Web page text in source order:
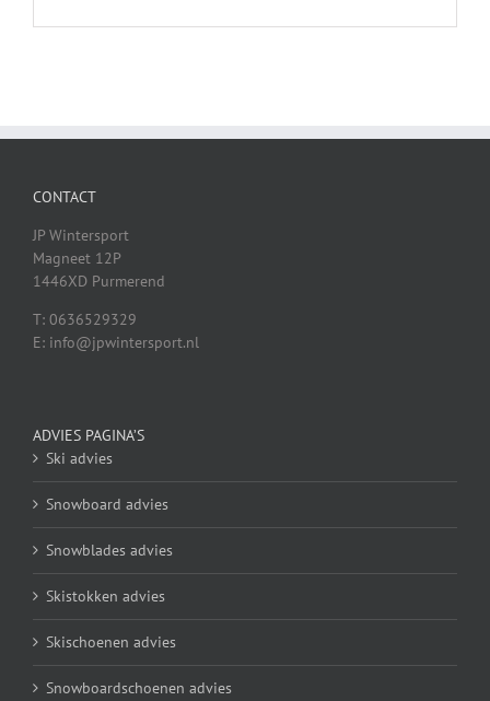
CONTACT
JP Wintersport
Magneet 12P
1446XD Purmerend
T: 0636529329
E: info@jpwintersport.nl
ADVIES PAGINA’S
Ski advies
Snowboard advies
Snowblades advies
Skistokken advies
Skischoenen advies
Snowboardschoenen advies